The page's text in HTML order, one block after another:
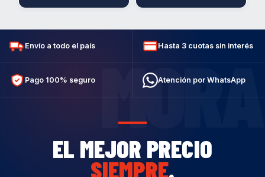
MORA
Envío a todo el país Hasta 3 cuotas sin interés
Pago 100% seguro Atención por WhatsApp
EL MEJOR PRECIO
SIEMPRE.